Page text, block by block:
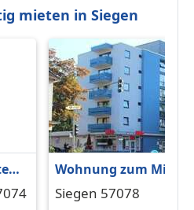
mieten in Siegen
€
Wohnung zum Mieten
in Siegen 833 € 98 m²
Siegen 57078